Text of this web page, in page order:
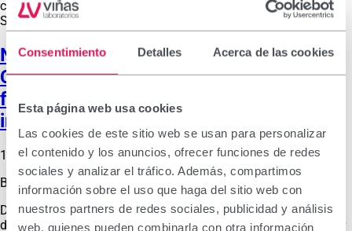
Consentimiento Detalles Acerca de las cookies
Esta página web usa cookies
Las cookies de este sitio web se usan para personalizar
el contenido y los anuncios, ofrecer funciones de redes
sociales y analizar el tráfico. Además, compartimos
información sobre el uso que haga del sitio web con
nuestros partners de redes sociales, publicidad y análisis
web, quienes pueden combinarla con otra información
combinan el Congreso Europeo de Oficina de Farmacia y el
Salón de Medicamentos y …
Nuevo champú fortalecedor Vitacrecil
Complex: cómo fortalecer el cabello
frente a la caída estacional tras el
invierno
17 de febrero de 2026
By
labvinas_admin
Durante el invierno, el cabello se ve afectado por los cambios
de temperatura, la humedad y el tipo de hábitos. El frío exterior